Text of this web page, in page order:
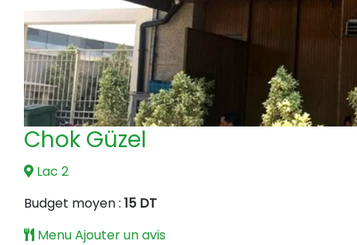
Chok Güzel
Lac 2
Budget moyen : 15 DT
MenuAjouter un avis